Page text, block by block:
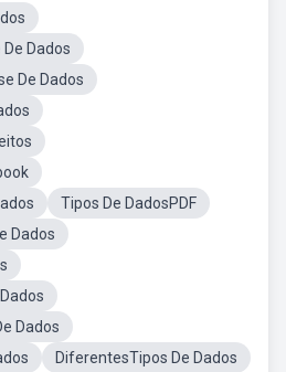
Dados
De Dados
Tipos De DadosPDF
Dados
Dados
DiferentesTipos De Dados